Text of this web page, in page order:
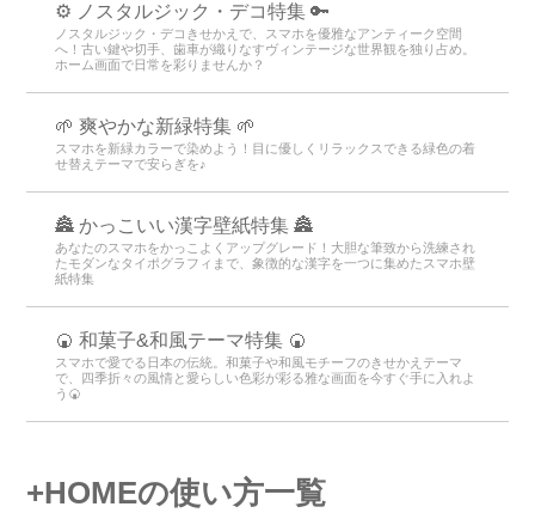
⚙️ ノスタルジック・デコ特集 🔑
ノスタルジック・デコきせかえで、スマホを優雅なアンティーク空間
へ！古い鍵や切手、歯車が織りなすヴィンテージな世界観を独り占め。
ホーム画面で日常を彩りませんか？
🌱 爽やかな新緑特集 🌱
スマホを新緑カラーで染めよう！目に優しくリラックスできる緑色の着
せ替えテーマで安らぎを♪
🏯 かっこいい漢字壁紙特集 🏯
あなたのスマホをかっこよくアップグレード！大胆な筆致から洗練され
たモダンなタイポグラフィまで、象徴的な漢字を一つに集めたスマホ壁
紙特集
🍘 和菓子&和風テーマ特集 🍘
スマホで愛でる日本の伝統。和菓子や和風モチーフのきせかえテーマ
で、四季折々の風情と愛らしい色彩が彩る雅な画面を今すぐ手に入れよ
う🍘
+HOMEの使い方一覧